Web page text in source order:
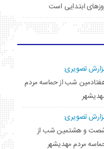
ابتدایی است
تصویری:
شب از حماسه مردم
تصویری:
و هشتمین شب از
مردم مهدیشهر